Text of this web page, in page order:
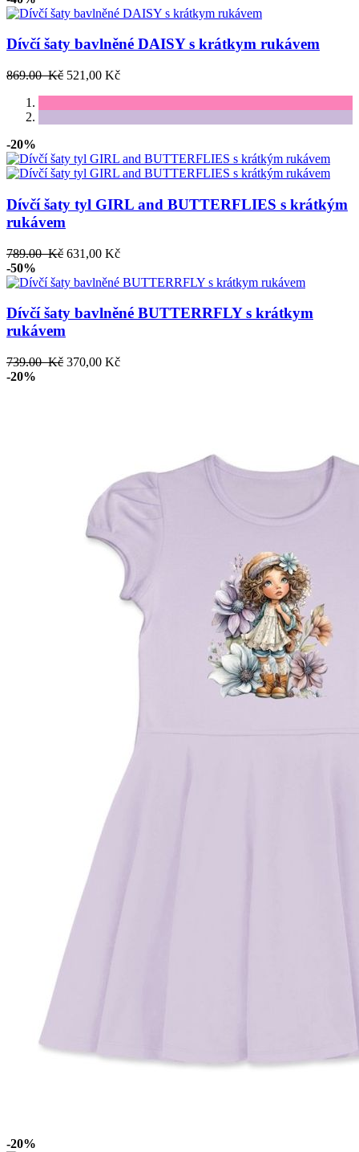
Dívčí šaty bavlněné DAISY s krátkym rukávem
869.00 Kč 521,00 Kč
-20%
Dívčí šaty tyl GIRL and BUTTERFLIES s krátkým
rukávem
789.00 Kč 631,00 Kč
-50%
Dívčí šaty bavlněné BUTTERRFLY s krátkym
rukávem
739.00 Kč 370,00 Kč
-20%
-20%